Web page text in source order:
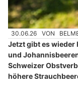
30.06.26 VON
Jetzt gibt es wieder
und
Schweizer
höhere